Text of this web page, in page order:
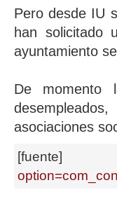
Pero desde IU
han solicitado
ayuntamiento
De momento
asociaciones